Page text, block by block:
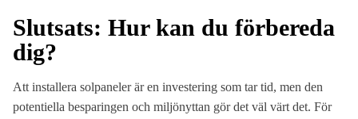
Slutsats: Hur kan du förbereda
dig?
Att installera solpaneler är en investering som tar tid, men den
potentiella besparingen och miljönyttan gör det väl värt det. För